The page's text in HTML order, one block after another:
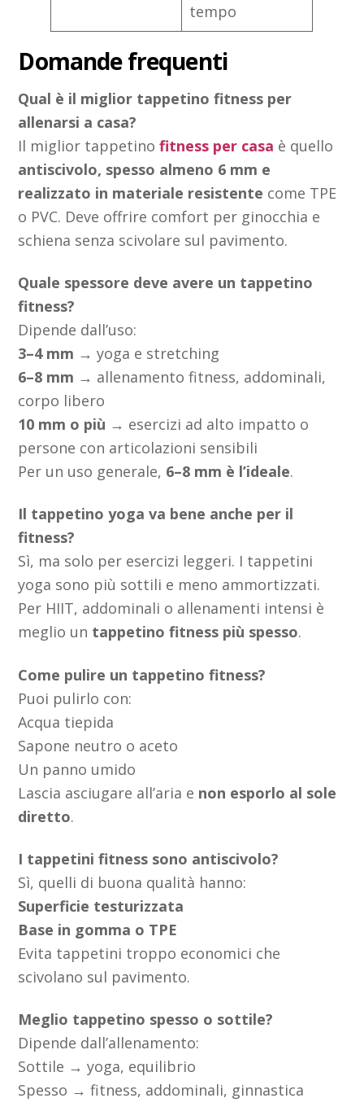
tempo
Domande frequenti
Qual è il miglior tappetino fitness per
allenarsi a casa?
Il miglior tappetinofitness per casa è quello
antiscivolo, spesso almeno 6 mm e
realizzato in materiale resistente come TPE
o PVC. Deve offrire comfort per ginocchia e
schiena senza scivolare sul pavimento.
Quale spessore deve avere un tappetino
fitness?
Dipende dall’uso:
3–4 mm → yoga e stretching
6–8 mm → allenamento fitness, addominali,
corpo libero
10 mm o più → esercizi ad alto impatto o
persone con articolazioni sensibili
Per un uso generale, 6–8 mm è l’ideale.
Il tappetino yoga va bene anche per il
fitness?
Sì, ma solo per esercizi leggeri. I tappetini
yoga sono più sottili e meno ammortizzati.
Per HIIT, addominali o allenamenti intensi è
meglio un tappetino fitness più spesso.
Come pulire un tappetino fitness?
Puoi pulirlo con:
Acqua tiepida
Sapone neutro o aceto
Un panno umido
Lascia asciugare all’aria e non esporlo al sole
diretto.
I tappetini fitness sono antiscivolo?
Sì, quelli di buona qualità hanno:
Superficie testurizzata
Base in gomma o TPE
Evita tappetini troppo economici che
scivolano sul pavimento.
Meglio tappetino spesso o sottile?
Dipende dall’allenamento:
Sottile → yoga, equilibrio
Spesso → fitness, addominali, ginnastica